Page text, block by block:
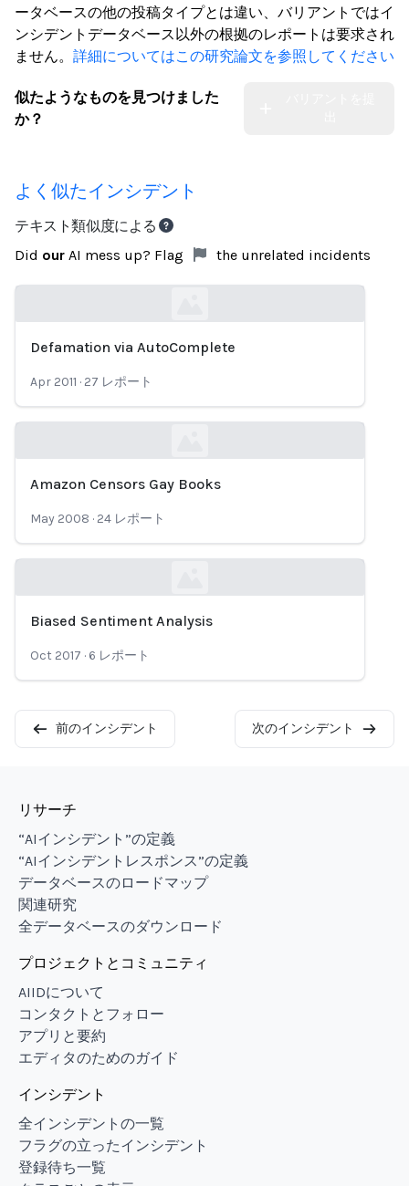
ータベースの他の投稿タイプとは違い、バリアントではイ
ンシデントデータベース以外の根拠のレポートは要求され
ません。 詳細についてはこの研究論文を参照してください
似たようなものを見つけました
か？
よく似たインシデント
テキスト類似度による
Did our AI mess up? Flag the unrelated incidents
Defamation via AutoComplete
Apr 2011 · 27 レポート
Amazon Censors Gay Books
May 2008 · 24 レポート
Biased Sentiment Analysis
Oct 2017 · 6 レポート
前のインシデント 次のインシデント
リサーチ
“AIインシデント”の定義
“AIインシデントレスポンス”の定義
データベースのロードマップ
関連研究
全データベースのダウンロード
プロジェクトとコミュニティ
AIIDについて
コンタクトとフォロー
アプリと要約
エディタのためのガイド
インシデント
全インシデントの一覧
フラグの立ったインシデント
登録待ち一覧